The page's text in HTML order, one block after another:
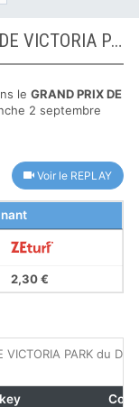
Arrivée définitive du GRAND PRIX DE VICTORIA PARK à WOLVEGA
le GRAND PRIX DE
2 septembre
Voir le REPLAY
2,30 €
PARK du
Cote